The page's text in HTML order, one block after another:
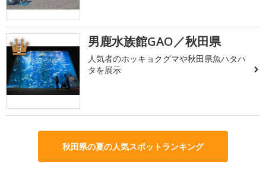
3 男鹿水族館GAO／秋田県
人気者のホッキョクグマや秋田県魚ハタハ
タを展示
秋田県の夏の人気スポットランキング